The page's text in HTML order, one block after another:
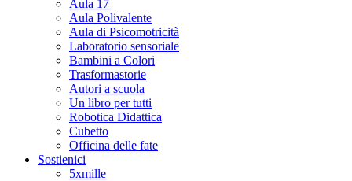
Aula 17
Aula Polivalente
Aula di Psicomotricità
Laboratorio sensoriale
Bambini a Colori
Trasformastorie
Autori a scuola
Un libro per tutti
Robotica Didattica
Cubetto
Officina delle fate
Sostienici
5xmille